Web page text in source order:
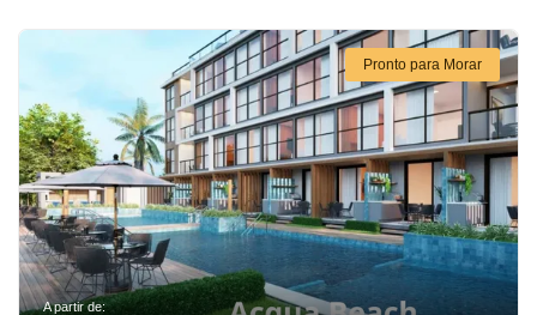
Pronto para Morar
A partir de: